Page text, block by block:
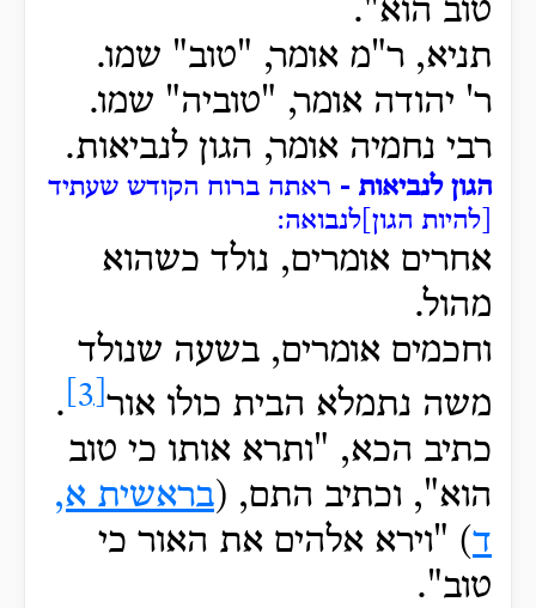
טוב הוא".
תניא, ר"מ אומר, "טוב" שמו.
ר' יהודה אומר, "טוביה" שמו.
רבי נחמיה אומר, הגון לנביאות.
הגון לנביאות - ראתה ברוח הקודש שעתיד
[להיות הגון]לנבואה:
אחרים אומרים, נולד כשהוא
מהול.
וחכמים אומרים, בשעה שנולד
משה נתמלא הבית כולו אור
.
כתיב הכא, "ותרא אותו כי טוב
הוא", וכתיב התם, (בראשית א,
ד) "וירא אלהים את האור כי
טוב".